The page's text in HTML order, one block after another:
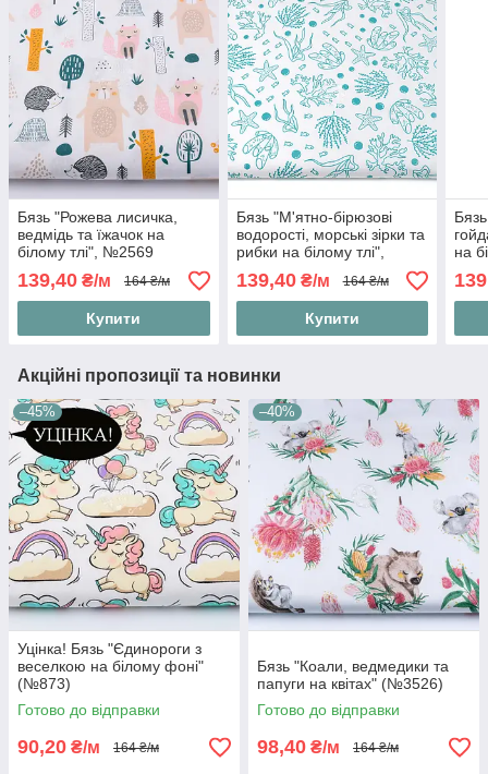
Бязь "Рожева лисичка,
ведмідь та їжачок на
білому тлі", №2569
139,40 ₴/м 164 ₴/м
Купити
Бязь "М'ятно-бірюзові
водорості, морські зірки та
рибки на білому тлі",
№5271
139,40₴/м 164 ₴/м
Купити
на
Акційні пропозиції та новинки
–45%
Уцінка! Бязь "Єдинороги з
веселкою на білому фоні"
(№873)
Готово до відправки
90,20 ₴/м 164 ₴/м
–40%
Бязь "Коали, ведмедики та
папуги на квітах" (№3526)
Готово до відправки
98,40 ₴/м 164 ₴/м